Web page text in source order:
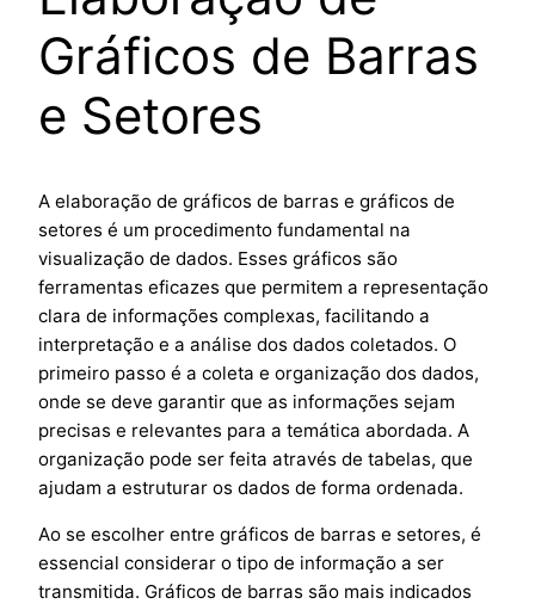
Gráficos de Barras
e Setores
A elaboração de gráficos de barras e gráficos de
setores é um procedimento fundamental na
visualização de dados. Esses gráficos são
ferramentas eficazes que permitem a representação
clara de informações complexas, facilitando a
interpretação e a análise dos dados coletados. O
primeiro passo é a coleta e organização dos dados,
onde se deve garantir que as informações sejam
precisas e relevantes para a temática abordada. A
organização pode ser feita através de tabelas, que
ajudam a estruturar os dados de forma ordenada.
Ao se escolher entre gráficos de barras e setores, é
essencial considerar o tipo de informação a ser
transmitida. Gráficos de barras são mais indicados